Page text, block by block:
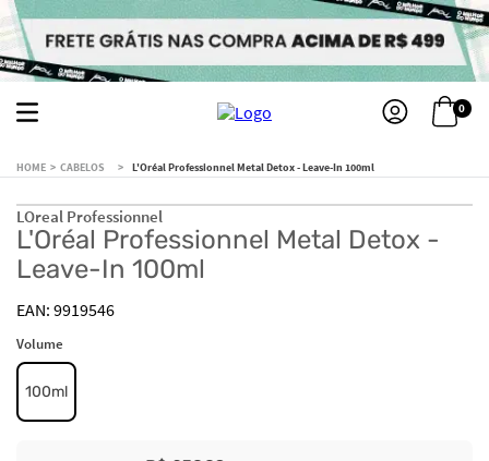
0
CABELOS L'Oréal Professionnel Metal Detox - Leave-In 100ml
LOreal Professionnel
L'Oréal Professionnel Metal Detox -
Leave-In 100ml
9919546
Volume
100ml